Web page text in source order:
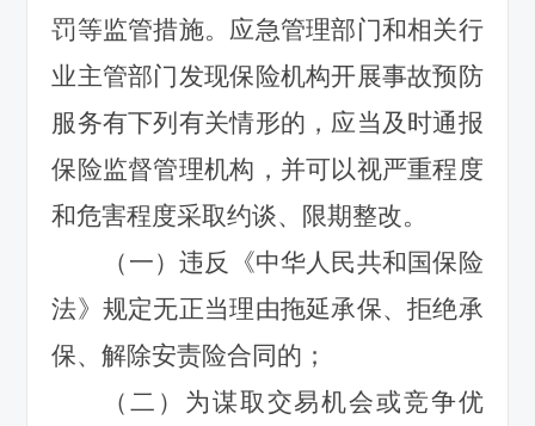
罚等监管措施。应急管理部门和相关行
业主管部门发现保险机构开展事故预防
服务有下列有关情形的，应当及时通报
保险监督管理机构，并可以视严重程度
和危害程度采取约谈、限期整改。
（一）违反《中华人民共和国保险
法》规定无正当理由拖延承保、拒绝承
保、解除安责险合同的；
（二）为谋取交易机会或竞争优